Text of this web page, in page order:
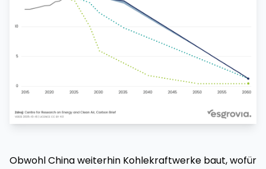
Obwohl China weiterhin Kohlekraftwerke baut, wofür